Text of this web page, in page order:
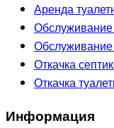
Аренда
Откачка
Откачка
Информация